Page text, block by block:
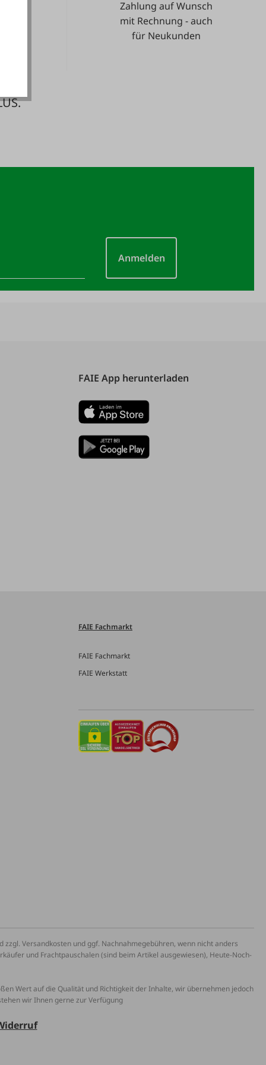
Zahlung auf Wunsch
mit Rechnung - auch
für Neukunden
Anmelden
FAIE App herunterladen
FAIE Fachmarkt
FAIE Fachmarkt
FAIE Werkstatt
Versandkosten und ggf. Nachnahmegebühren, wenn nicht anders
und Frachtpauschalen (sind beim Artikel ausgewiesen), Heute-Noch-
Wert auf die Qualität und Richtigkeit der Inhalte, wir übernehmen jedoch
wir Ihnen gerne zur Verfügung